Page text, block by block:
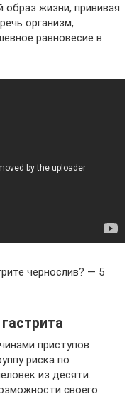
жизни, прививая
организм,
равновесие в
чернослив? — 5
приступов
риска по
из десяти.
своего